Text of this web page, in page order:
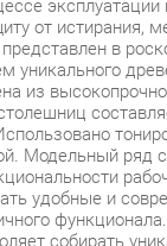
Модельный ряд
удобные и
функционала.
собирать
если мебель
возможности